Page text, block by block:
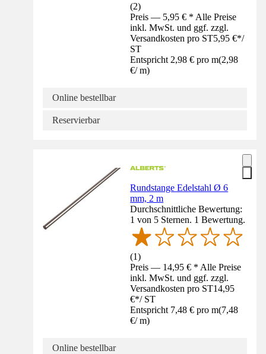
(2)
Preis — 5,95 € * Alle Preise
inkl. MwSt. und ggf. zzgl.
Versandkosten pro ST5,95 €*/
ST
Entspricht 2,98 € pro m(2,98
€/ m)
Online bestellbar
Reservierbar
Rundstange Edelstahl Ø 6
mm, 2 m
Durchschnittliche Bewertung:
1 von 5 Sternen. 1 Bewertung.
(1)
Preis — 14,95 € * Alle Preise
inkl. MwSt. und ggf. zzgl.
Versandkosten pro ST14,95
€*/ ST
Entspricht 7,48 € pro m(7,48
€/ m)
Online bestellbar